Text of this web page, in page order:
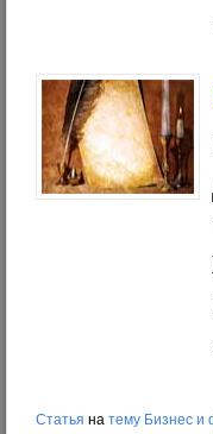
Статья на тему Бизнес и